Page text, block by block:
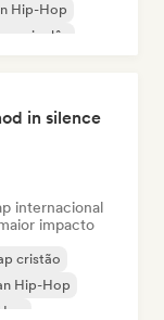
Hip-Hop
em inglês
in silence
internacional
impacto
cristão
Hip-Hop